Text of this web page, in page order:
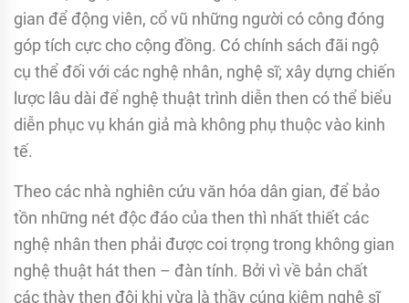
gian để động viên, cổ vũ những người có công đóng
góp tích cực cho cộng đồng. Có chính sách đãi ngộ
cụ thể đối với các nghệ nhân, nghệ sĩ; xây dựng chiến
lược lâu dài để nghệ thuật trình diễn then có thể biểu
diễn phục vụ khán giả mà không phụ thuộc vào kinh
tế.
Theo các nhà nghiên cứu văn hóa dân gian, để bảo
tồn những nét độc đáo của then thì nhất thiết các
nghệ nhân then phải được coi trọng trong không gian
nghệ thuật hát then – đàn tính. Bởi vì về bản chất
các thày then đôi khi vừa là thầy cúng kiêm nghệ sĩ